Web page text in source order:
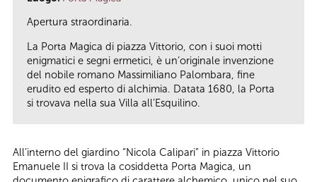
Apertura straordinaria.
La Porta Magica di piazza Vittorio, con i suoi motti
enigmatici e segni ermetici, è un’originale invenzione
del nobile romano Massimiliano Palombara, fine
erudito ed esperto di alchimia. Datata 1680, la Porta
si trovava nella sua Villa all’Esquilino.
All’interno del giardino “Nicola Calipari” in piazza Vittorio
Emanuele II si trova la cosiddetta Porta Magica, un